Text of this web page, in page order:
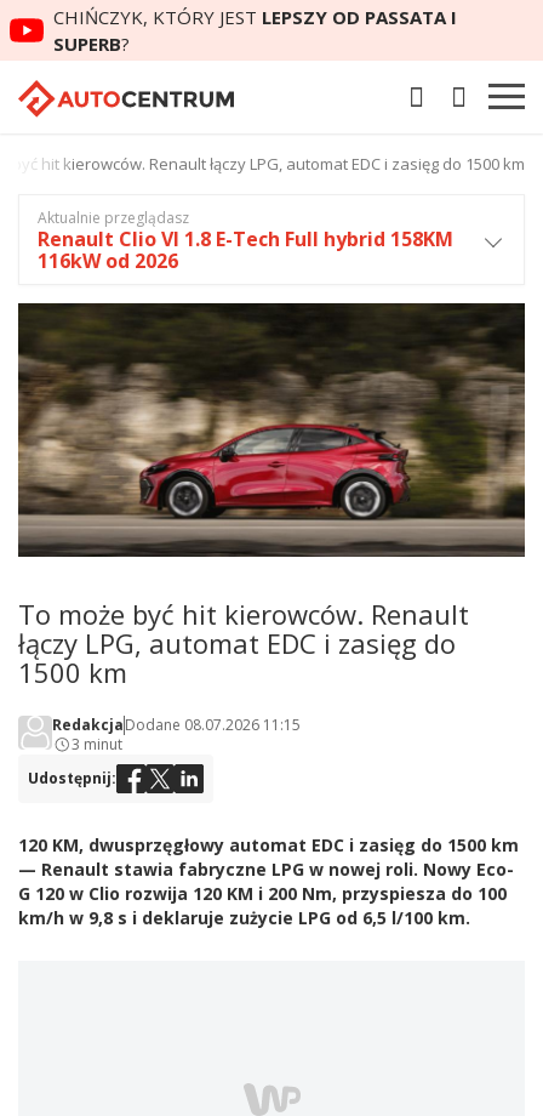
CHIŃCZYK, KTÓRY JEST LEPSZY OD PASSATA I
SUPERB?
być hit kierowców. Renault łączy LPG, automat EDC i zasięg do 1500 km
To może być hit kierowców. Renault
łączy LPG, automat EDC i zasięg do
1500 km
RedakcjaDodane 08.07.2026 11:15
3 minut
Udostępnij:
120 KM, dwusprzęgłowy automat EDC i zasięg do 1500 km
— Renault stawia fabryczne LPG w nowej roli. Nowy Eco-
G 120 w Clio rozwija 120 KM i 200 Nm, przyspiesza do 100
km/h w 9,8 s i deklaruje zużycie LPG od 6,5 l/100 km.
Aktualnie przeglądasz
Renault Clio VI 1.8 E-Tech Full hybrid 158KM
116kW od 2026